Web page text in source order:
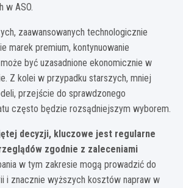
w ASO.
zaawansowanych technologicznie
marek premium, kontynuowanie
być uzasadnione ekonomicznie w
Z kolei w przypadku starszych, mniej
przejście do sprawdzonego
często będzie rozsądniejszym wyborem.
decyzji, kluczowe jest regularne
zgodnie z zaleceniami
w tym zakresie mogą prowadzić do
i znacznie wyższych kosztów napraw w